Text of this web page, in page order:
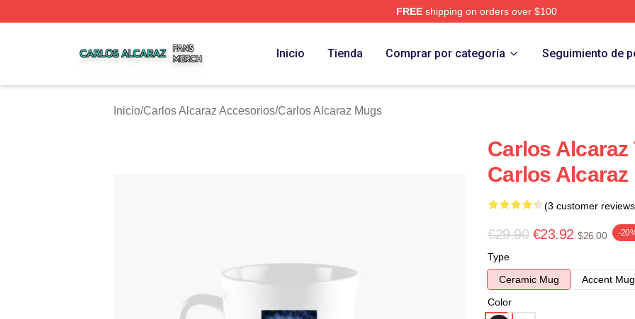
FREEshipping on orders over $100
Inicio Tienda Comprar por categoría Seguimiento de
Inicio/Carlos Alcaraz Accesorios/Carlos Alcaraz Mugs
Carlos Alcaraz
Carlos Alcaraz
(3 customer
€29.90 €23.92 $26.00 -
Type
Ceramic Mug
Accent Mug
Color